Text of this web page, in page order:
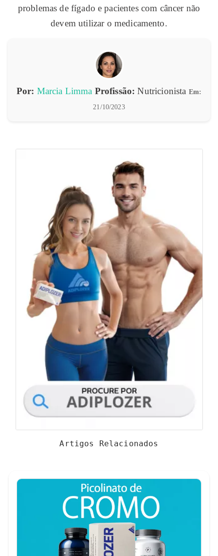
problemas de fígado e pacientes com câncer não
devem utilizar o medicamento.
Por: Marcia Limma Profissão: Nutricionista Em:
21/10/2023
Artigos Relacionados